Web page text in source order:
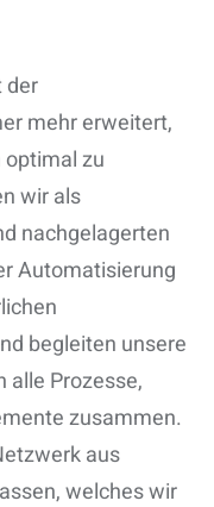
der
mehr erweitert,
zu
wir als
nachgelagerten
Automatisierung
begleiten unsere
alle Prozesse,
zusammen.
aus
welches wir